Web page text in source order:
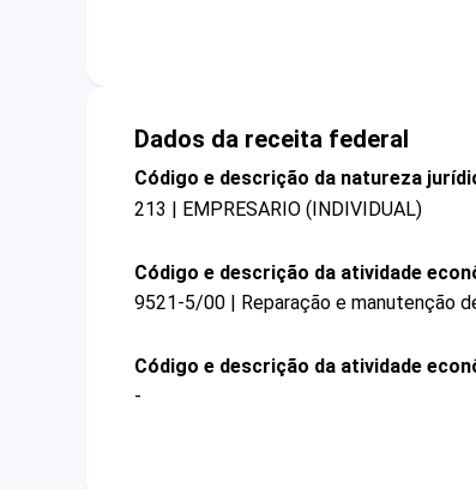
Dados da receita federal
Código e descrição da natureza
213 | EMPRESARIO (INDIVIDUAL)
Código e descrição da atividade
9521-5/00 | Reparação e manutenção
Código e descrição da atividade
-